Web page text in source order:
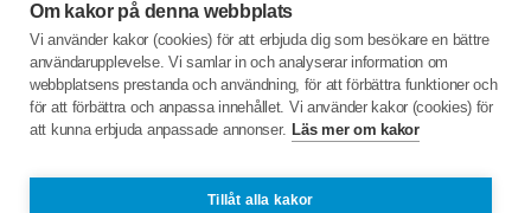
Om kakor på denna webbplats
Vi använder kakor (cookies) för att erbjuda dig som besökare en bättre
användarupplevelse. Vi samlar in och analyserar information om
webbplatsens prestanda och användning, för att förbättra funktioner och
för att förbättra och anpassa innehållet. Vi använder kakor (cookies) för
att kunna erbjuda anpassade annonser. Läs mer om kakor
Tillåt alla kakor
Aktiviteter
C/o:Christer Johansson